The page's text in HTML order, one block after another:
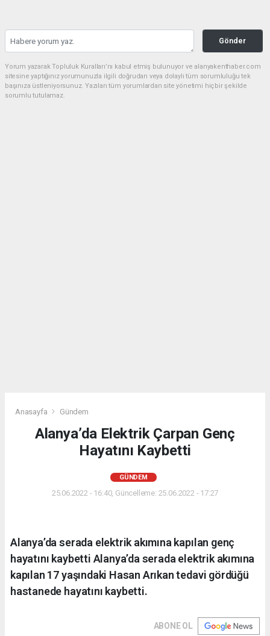
Gönder
Yorum yazarak Topluluk Kuralları’nı kabul etmiş bulunuyor ve alanyakenthaber.com
sitesine yaptığınız yorumunuzla ilgili doğrudan veya dolaylı tüm sorumluluğu tek
başınıza üstleniyorsunuz. Yazılan tüm yorumlardan site yönetimi hiçbir şekilde
sorumlu tutulamaz.
Anasayfa Gündem
Alanya’da Elektrik Çarpan Genç
Hayatını Kaybetti
GÜNDEM
25.06.2022 - 16:40, Güncelleme: 25.06.2022 - 17:27
Alanya’da serada elektrik akımına kapılan genç
hayatını kaybetti Alanya’da serada elektrik akımına
kapılan 17 yaşındaki Hasan Arıkan tedavi gördüğü
hastanede hayatını kaybetti.
ABONE OL